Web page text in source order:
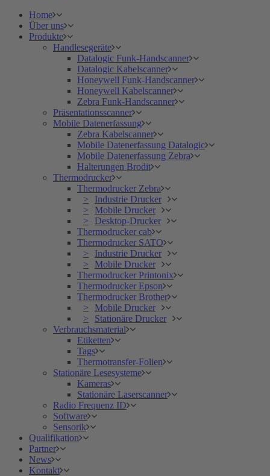
Home
Über uns
Produkte
Handlesegeräte
Datalogic Funk-Handscanner
Datalogic Kabelscanner
Honeywell Funk-Handscanner
Honeywell Kabelscanner
Zebra Funk-Handscanner
Präsentationsscanner
Mobile Datenerfassung
Zebra Kabelscanner
Mobile Datenerfassung Datalogic
Mobile Datenerfassung Zebra
Halterungen Brodit
Thermodrucker
Thermodrucker Zebra
Industrie Drucker
Mobile Drucker
Desktop-Drucker
Thermodrucker cab
Thermodrucker SATO
Industrie Drucker
Mobile Drucker
Thermodrucker Printonix
Thermodrucker Epson
Thermodrucker Brother
Mobile Drucker
Stationäre Drucker
Verbrauchsmaterial
Etiketten
Tags
Thermotransfer-Folien
Stationäre Lesesysteme
Kameras
Stationäre Laserscanner
Radio Frequenz ID
Software
Sensorik
Qualifikation
Partner
News
Kontakt